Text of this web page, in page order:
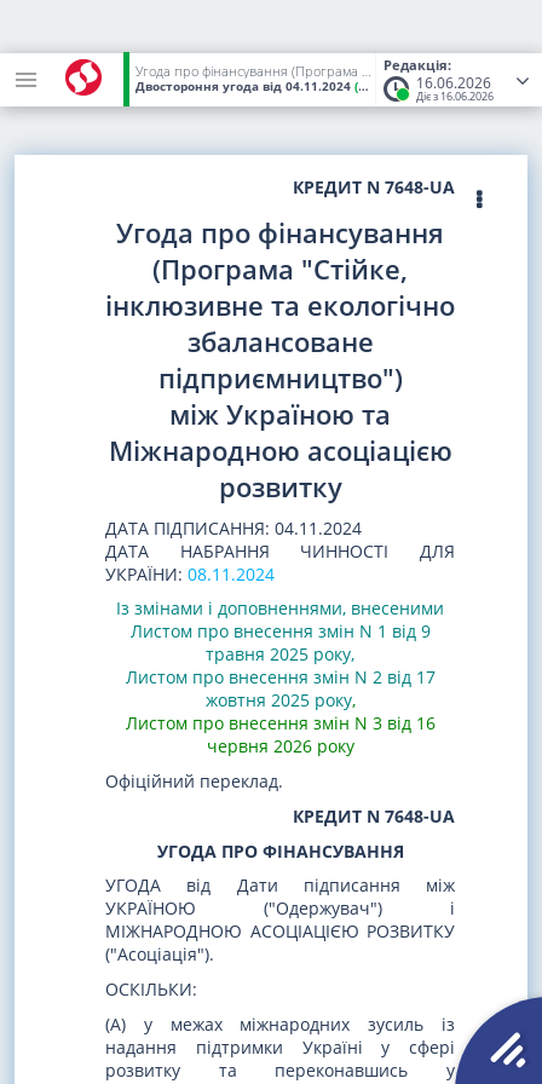
Редакція:
16.06.2026
Діє з 16.06.2026
Угода про фінансування (Програма "Стійке, інклюзивне та екологічно збалансоване підприємництво") між Україною та Міжнародною асоціацією розвитку
Двостороння угода від 04.11.2024 (Статус: Чинний)
КРЕДИТ N 7648-UA
Угода про фінансування
(Програма "Стійке,
інклюзивне та екологічно
збалансоване
підприємництво")
між Україною та
Міжнародною асоціацією
розвитку
ДАТА ПІДПИСАННЯ: 04.11.2024
ДАТА НАБРАННЯ ЧИННОСТІ ДЛЯ
УКРАЇНИ: 08.11.2024
Із змінами і доповненнями, внесеними
Листом про внесення змін N 1 від 9
травня 2025 року,
Листом про внесення змін N 2 від 17
жовтня 2025 року,
Листом про внесення змін N 3 від 16
червня 2026 року
Офіційний переклад.
КРЕДИТ N 7648-UA
УГОДА ПРО ФІНАНСУВАННЯ
УГОДА від Дати підписання між
УКРАЇНОЮ ("Одержувач") і
МІЖНАРОДНОЮ АСОЦІАЦІЄЮ РОЗВИТКУ
("Асоціація").
ОСКІЛЬКИ:
(A) у межах міжнародних зусиль із
надання підтримки Україні у сфері
розвитку та переконавшись у